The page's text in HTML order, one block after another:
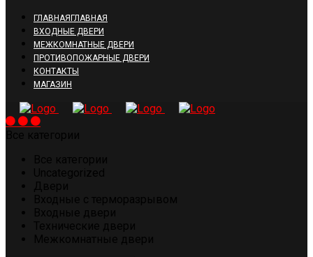
ГЛАВНАЯ ГЛАВНАЯ
ВХОДНЫЕ ДВЕРИ
МЕЖКОМНАТНЫЕ ДВЕРИ
ПРОТИВОПОЖАРНЫЕ ДВЕРИ
КОНТАКТЫ
МАГАЗИН